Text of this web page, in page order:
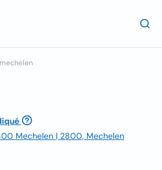
Mechelen | 2800, Mechelen